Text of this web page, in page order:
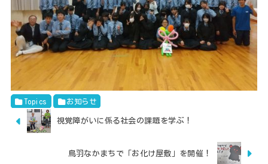
Topics お知らせ
視覚障がいに係る社会の課題を学ぶ！
鳥羽なかまちで「お化け屋敷」を開催！